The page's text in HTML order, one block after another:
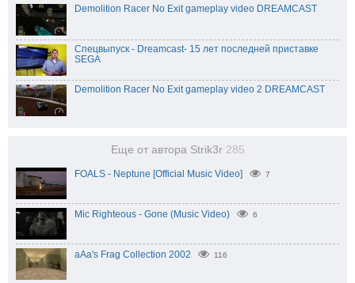
Demolition Racer No Exit gameplay video DREAMCAST
Спецвыпуск - Dreamcast- 15 лет последней приставке
SEGA
Demolition Racer No Exit gameplay video 2 DREAMCAST
Еще от автора Strik3r 285
FOALS - Neptune [Official Music Video] 7
Mic Righteous - Gone (Music Video) 6
aAa's Frag Collection 2002 116